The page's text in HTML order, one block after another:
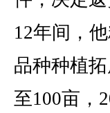
12年间，
品种种植
至100亩，